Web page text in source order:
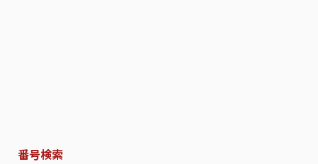
番号検索